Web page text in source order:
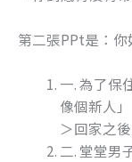
第二張PPt是：你
一. 為了保
像個新人
＞回家之
二. 堂堂男